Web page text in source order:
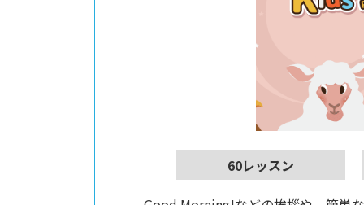
60レッスン